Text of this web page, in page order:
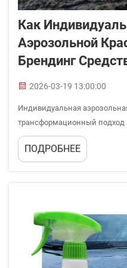
Как
Аэрозольной
Брендинг
2026-03-19 13:00:00
Индивидуальная
трансформационный подход
ухода, где визуальная
доверие потребителей и
ПОДРОБНЕЕ